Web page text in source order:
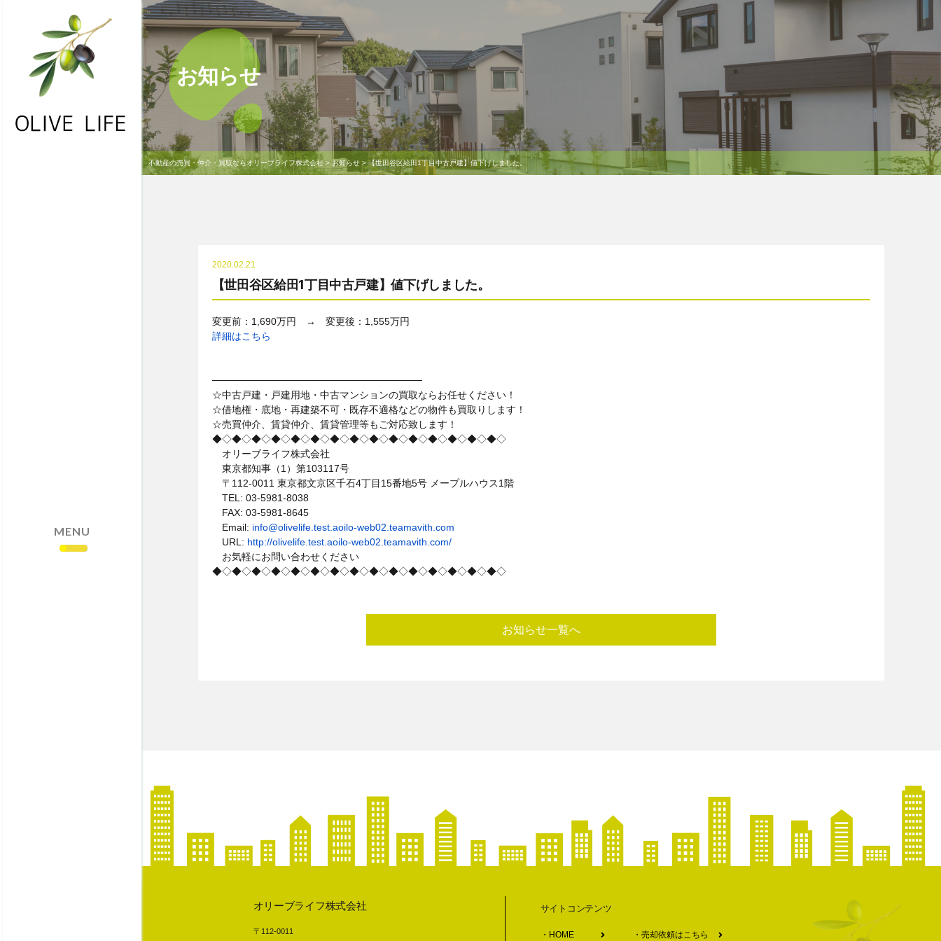
MENU
お知らせ
不動産の売買・仲介・買取ならオリーブライフ株式会社>お知らせ>【世田谷区給田1丁目中古戸建】値下げしました。
2020.02.21
【世田谷区給田1丁目中古戸建】値下げしました。
変更前：1,690万円 → 変更後：1,555万円
詳細はこちら
──────────────────────────────
☆中古戸建・戸建用地・中古マンションの買取ならお任せください！
☆借地権・底地・再建築不可・既存不適格などの物件も買取りします！
☆売買仲介、賃貸仲介、賃貸管理等もご対応致します！
◆◇◆◇◆◇◆◇◆◇◆◇◆◇◆◇◆◇◆◇◆◇◆◇◆◇◆◇◆◇
オリーブライフ株式会社
東京都知事（1）第103117号
〒112-0011 東京都文京区千石4丁目15番地5号 メープルハウス1階
TEL: 03-5981-8038
FAX: 03-5981-8645
Email: info@olivelife.test.aoilo-web02.teamavith.com
URL: http://olivelife.test.aoilo-web02.teamavith.com/
お気軽にお問い合わせください
◆◇◆◇◆◇◆◇◆◇◆◇◆◇◆◇◆◇◆◇◆◇◆◇◆◇◆◇◆◇
お知らせ一覧へ
オリーブライフ株式会社
〒112-0011
サイトコンテンツ
HOME 売却依頼はこちら